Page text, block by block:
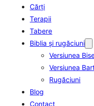
Cărți
Terapii
Tabere
Biblia şi rugăciuni
Versiunea
Versiunea
Rugăciuni
Blog
Contact